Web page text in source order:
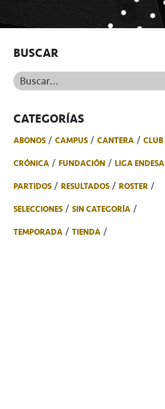
BUSCAR
Buscar...
CATEGORÍAS
ABONOS CAMPUS CANTERA
CLUB
CRÓNICA
FUNDACIÓN
LIGA ENDESA
PARTIDOS
RESULTADOS
ROSTER
SELECCIONES
SIN CATEGORÍA
TEMPORADA
TIENDA